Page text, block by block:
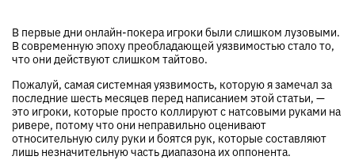
В первые дни онлайн-покера игроки были слишком лузовыми.
В современную эпоху преобладающей уязвимостью стало то,
что они действуют слишком тайтово.
Пожалуй, самая системная уязвимость, которую я замечал за
последние шесть месяцев перед написанием этой статьи, —
это игроки, которые просто коллируют с натсовыми руками на
ривере, потому что они неправильно оценивают
относительную силу руки и боятся рук, которые составляют
лишь незначительную часть диапазона их оппонента.